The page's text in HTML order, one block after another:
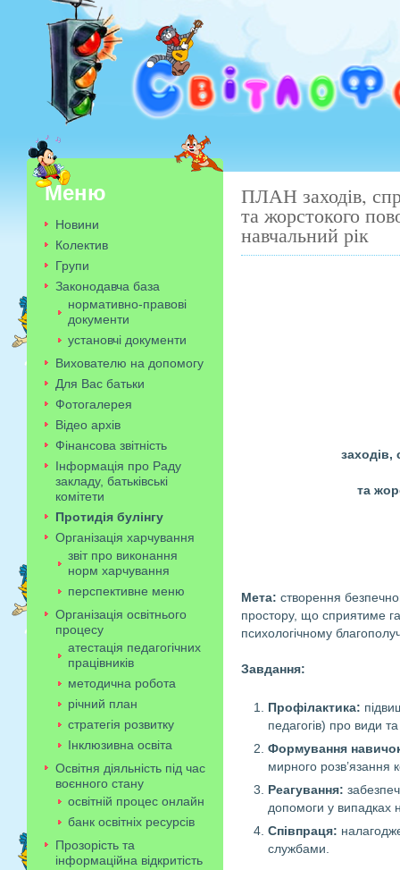
ПЛАН заходів,
та жорстокого
навчальний рік
заходів,
та
Мета: створення
простору, що сприятиме
психологічному
Завдання:
Профілактика:
педагогів) про види
Формування
мирного розв’язання
Реагування:
допомоги у випадках
Співпраця:
службами.
Меню
Новини
Колектив
Групи
Законодавча база
нормативно-правові
документи
установчі документи
Вихователю на допомогу
Для Вас батьки
Фотогалерея
Відео архів
Фінансова звітність
Інформація про Раду
закладу, батьківські
комітети
Протидія булінгу
Організація харчування
звіт про виконання
норм харчування
перспективне меню
Організація освітнього
процесу
атестація педагогічних
працівників
методична робота
річний план
стратегія розвитку
Інклюзивна освіта
Освітня діяльність під час
воєнного стану
освітній процес онлайн
банк освітніх ресурсів
Прозорість та
інформаційна відкритість